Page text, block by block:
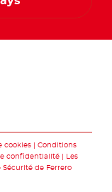
cookies
Conditions
confidentialité
Les
de Ferrero